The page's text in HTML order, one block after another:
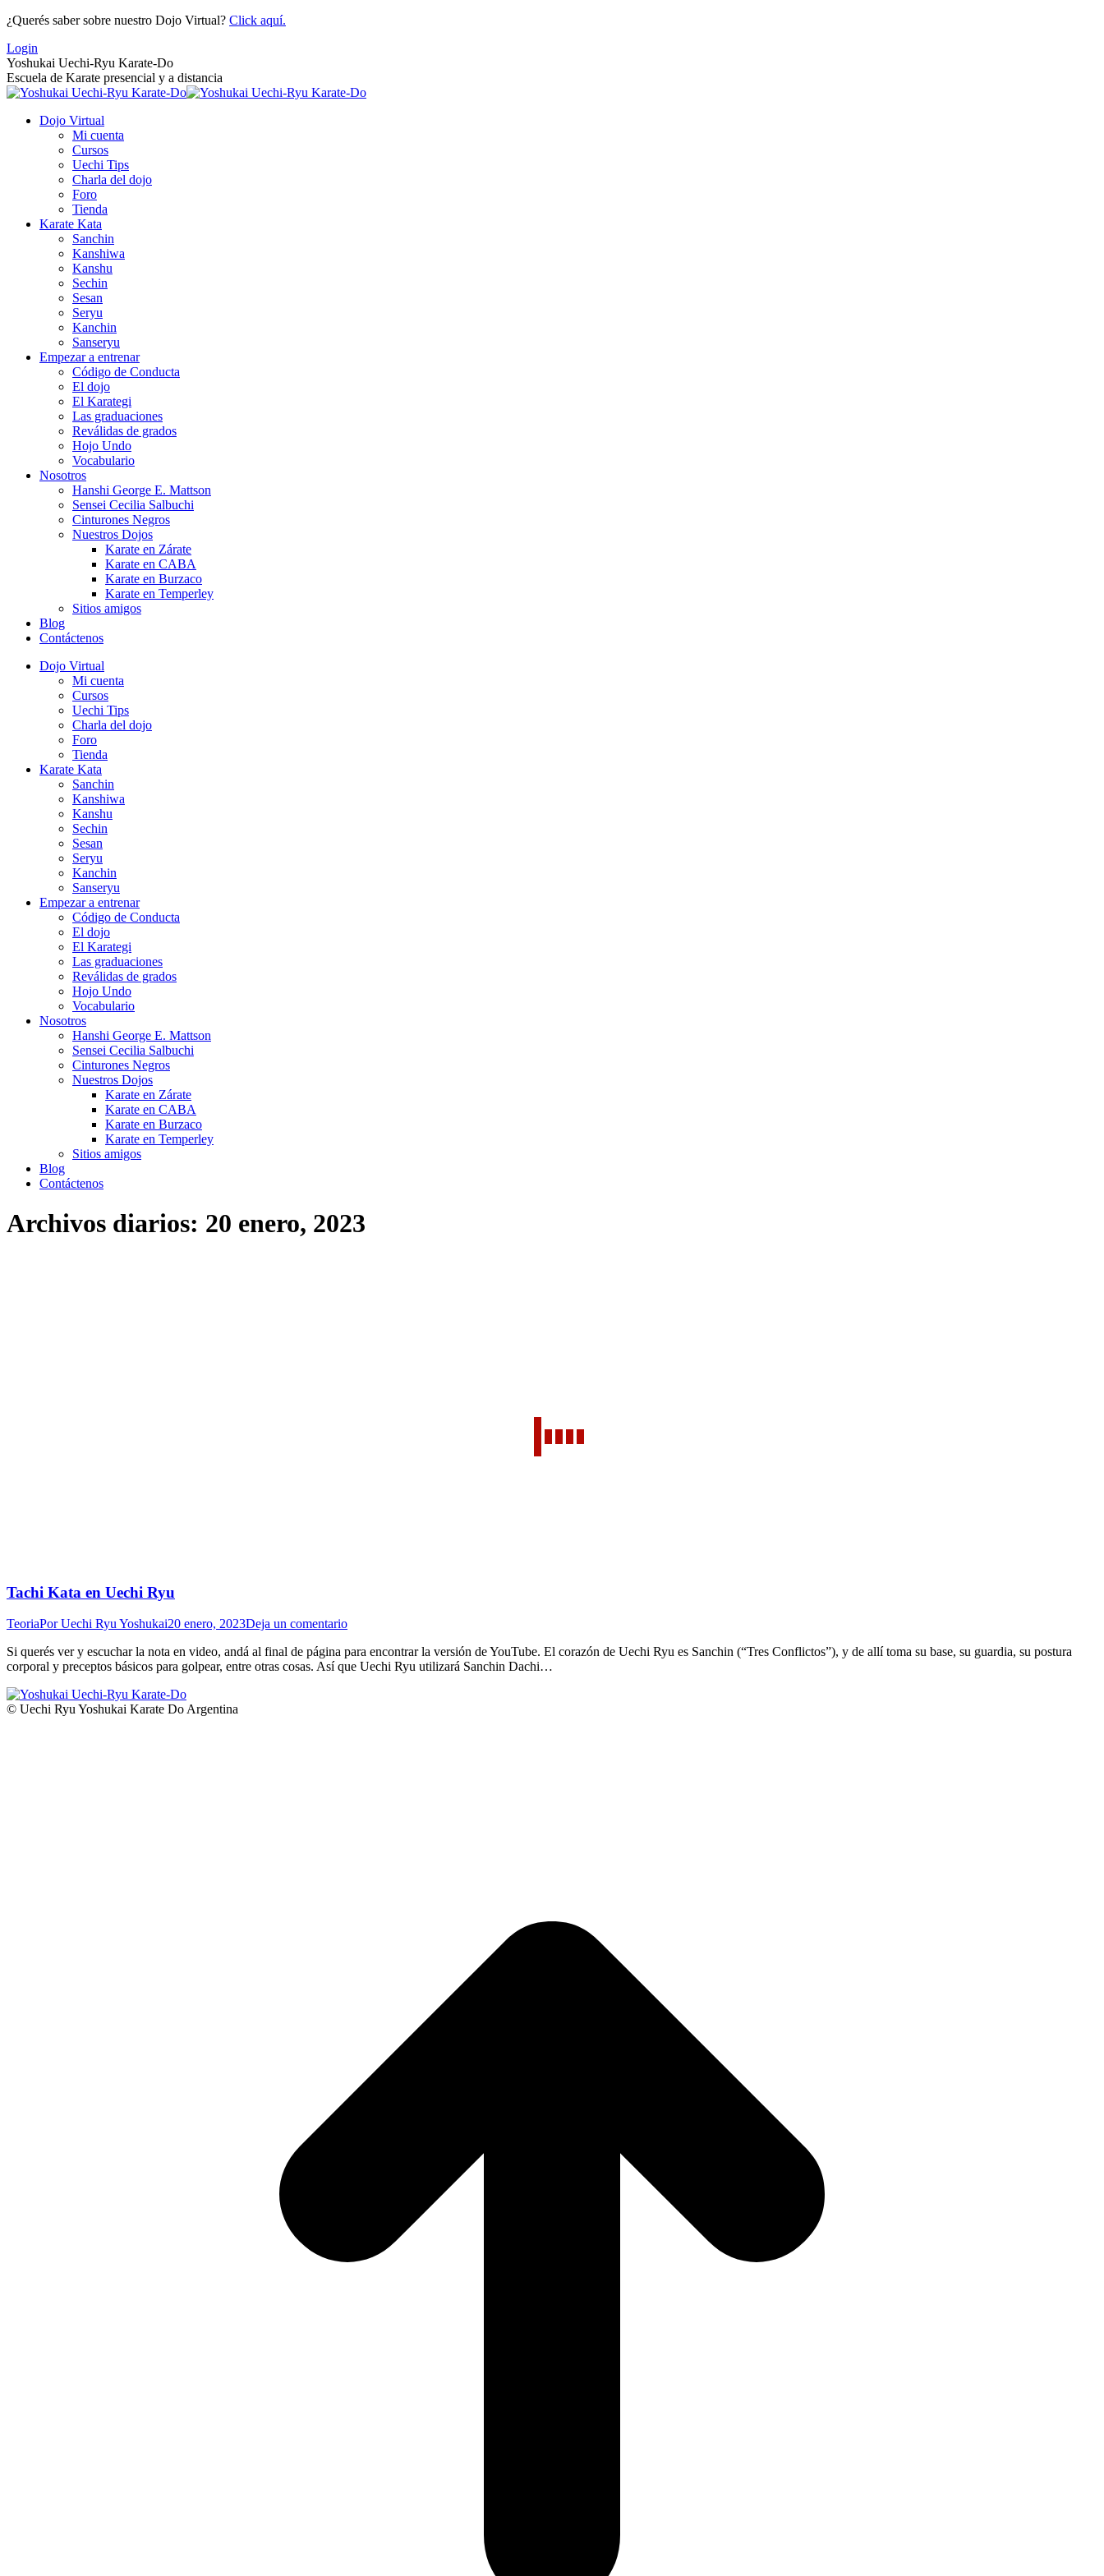
Saltar
contenido
¿Querés saber sobre nuestro Dojo Virtual? Click aquí.
Login
Yoshukai Uechi-Ryu Karate-Do
Escuela de Karate presencial y a distancia
Dojo Virtual
Mi cuenta
Cursos
Uechi Tips
Charla del dojo
Foro
Tienda
Karate Kata
Sanchin
Kanshiwa
Kanshu
Sechin
Sesan
Seryu
Kanchin
Sanseryu
Empezar a entrenar
Código de Conducta
El dojo
El Karategi
Las graduaciones
Reválidas de grados
Hojo Undo
Vocabulario
Nosotros
Hanshi George E. Mattson
Sensei Cecilia Salbuchi
Cinturones Negros
Nuestros Dojos
Karate en Zárate
Karate en CABA
Karate en Burzaco
Karate en Temperley
Sitios amigos
Blog
Contáctenos
Dojo Virtual
Mi cuenta
Cursos
Uechi Tips
Charla del dojo
Foro
Tienda
Karate Kata
Sanchin
Kanshiwa
Kanshu
Sechin
Sesan
Seryu
Kanchin
Sanseryu
Empezar a entrenar
Código de Conducta
El dojo
El Karategi
Las graduaciones
Reválidas de grados
Hojo Undo
Vocabulario
Nosotros
Hanshi George E. Mattson
Sensei Cecilia Salbuchi
Cinturones Negros
Nuestros Dojos
Karate en Zárate
Karate en CABA
Karate en Burzaco
Karate en Temperley
Sitios amigos
Blog
Contáctenos
Archivos diarios: 20 enero, 2023
Tachi Kata en Uechi Ryu
TeoriaPorUechi Ryu Yoshukai20 enero, 2023Deja un comentario
Si querés ver y escuchar la nota en video, andá al final de página para encontrar la versión de YouTube. El corazón de Uechi Ryu es Sanchin (“Tres Conflictos”), y de allí toma su base, su guardia, su postura
corporal y preceptos básicos para golpear, entre otras cosas. Así que Uechi Ryu utilizará Sanchin Dachi…
© Uechi Ryu Yoshukai Karate Do Argentina